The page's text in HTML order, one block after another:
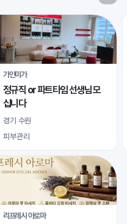
가인미가
정규직 or 파트타임 선생님 모
십니다
경기 수원
피부관리
리프레시 아로마